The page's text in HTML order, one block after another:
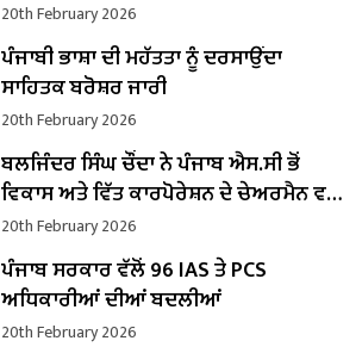
20th February 2026
ਪੰਜਾਬੀ ਭਾਸ਼ਾ ਦੀ ਮਹੱਤਤਾ ਨੂੰ ਦਰਸਾਉਂਦਾ
ਸਾਹਿਤਕ ਬਰੋਸ਼ਰ ਜਾਰੀ
20th February 2026
ਬਲਜਿੰਦਰ ਸਿੰਘ ਚੌਂਦਾ ਨੇ ਪੰਜਾਬ ਐਸ.ਸੀ ਭੋਂ
ਵਿਕਾਸ ਅਤੇ ਵਿੱਤ ਕਾਰਪੋਰੇਸ਼ਨ ਦੇ ਚੇਅਰਮੈਨ ਵਜੋਂ
ਸੰਭਾਲਿਆ ਕਾਰਜਭਾਰ
20th February 2026
ਪੰਜਾਬ ਸਰਕਾਰ ਵੱਲੋਂ 96 IAS ਤੇ PCS
ਅਧਿਕਾਰੀਆਂ ਦੀਆਂ ਬਦਲੀਆਂ
20th February 2026